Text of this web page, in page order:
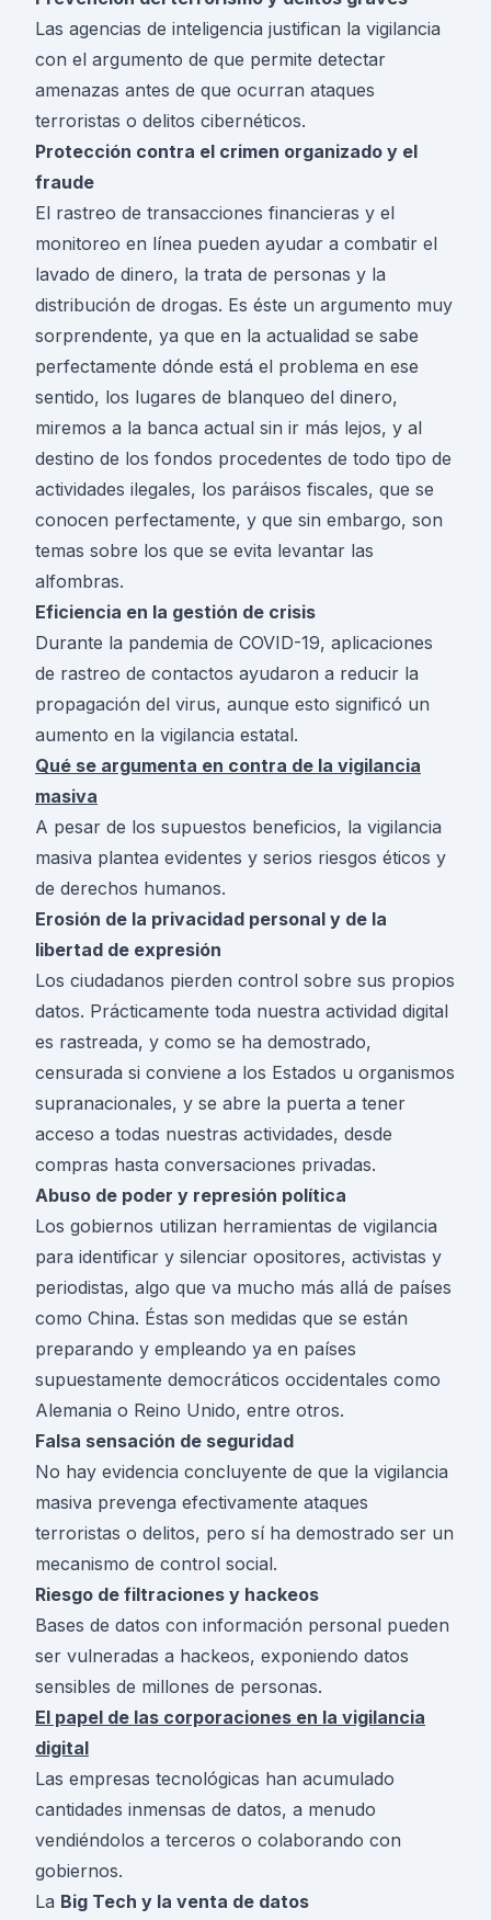
Las agencias de inteligencia justifican la vigilancia
con el argumento de que permite detectar
amenazas antes de que ocurran ataques
terroristas o delitos cibernéticos.
Protección contra el crimen organizado y el
fraude
El rastreo de transacciones financieras y el
monitoreo en línea pueden ayudar a combatir el
lavado de dinero, la trata de personas y la
distribución de drogas. Es éste un argumento muy
sorprendente, ya que en la actualidad se sabe
perfectamente dónde está el problema en ese
sentido, los lugares de blanqueo del dinero,
miremos a la banca actual sin ir más lejos, y al
destino de los fondos procedentes de todo tipo de
actividades ilegales, los paráisos fiscales, que se
conocen perfectamente, y que sin embargo, son
temas sobre los que se evita levantar las
alfombras.
Eficiencia en la gestión de crisis
Durante la pandemia de COVID-19, aplicaciones
de rastreo de contactos ayudaron a reducir la
propagación del virus, aunque esto significó un
aumento en la vigilancia estatal.
Qué se argumenta en contra de la vigilancia
masiva
A pesar de los supuestos beneficios, la vigilancia
masiva plantea evidentes y serios riesgos éticos y
de derechos humanos.
Erosión de la privacidad personal y de la
libertad de expresión
Los ciudadanos pierden control sobre sus propios
datos. Prácticamente toda nuestra actividad digital
es rastreada, y como se ha demostrado,
censurada si conviene a los Estados u organismos
supranacionales, y se abre la puerta a tener
acceso a todas nuestras actividades, desde
compras hasta conversaciones privadas.
Abuso de poder y represión política
Los gobiernos utilizan herramientas de vigilancia
para identificar y silenciar opositores, activistas y
periodistas, algo que va mucho más allá de países
como China. Éstas son medidas que se están
preparando y empleando ya en países
supuestamente democráticos occidentales como
Alemania o Reino Unido, entre otros.
Falsa sensación de seguridad
No hay evidencia concluyente de que la vigilancia
masiva prevenga efectivamente ataques
terroristas o delitos, pero sí ha demostrado ser un
mecanismo de control social.
Riesgo de filtraciones y hackeos
Bases de datos con información personal pueden
ser vulneradas a hackeos, exponiendo datos
sensibles de millones de personas.
El papel de las corporaciones en la vigilancia
digital
Las empresas tecnológicas han acumulado
cantidades inmensas de datos, a menudo
vendiéndolos a terceros o colaborando con
gobiernos.
La Big Tech y la venta de datos